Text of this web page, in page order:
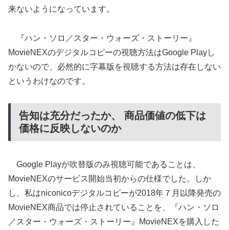
来ないようになっています。
『ハン・ソロ／スター・ウォーズ・ストーリー』
MovieNEXのデジタルコピーの視聴方法はGoogle Playし
かないので、必然的に字幕版を視聴する方法は存在しない
というわけなのです。
告知は充分だったか、 商品価値の低下は
価格に反映しないのか
Google Playが吹替版のみ視聴可能であることは、
MovieNEXのサービス開始当初からの仕様でした。しか
し、私はniconicoデジタルコピーが2018年７月以降発売の
MovieNEX商品では停止されていることを、『ハン・ソロ
／スター・ウォーズ・ストーリー』MovieNEXを購入した